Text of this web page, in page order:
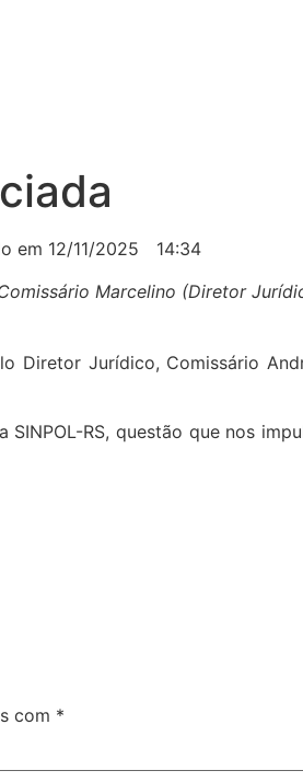
em 12/11/2025
14:34
Marcelino (Diretor
Diretor Jurídico, Comissário
RS, questão que nos
com *